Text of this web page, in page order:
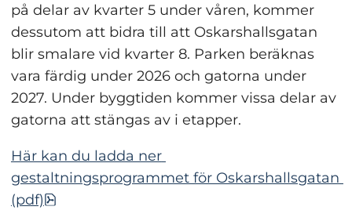
på delar av kvarter 5 under våren, kommer
dessutom att bidra till att Oskarshallsgatan
blir smalare vid kvarter 8. Parken beräknas
vara färdig under 2026 och gatorna under
2027. Under byggtiden kommer vissa delar av
gatorna att stängas av i etapper.
Här kan du ladda ner
gestaltningsprogrammet för Oskarshallsgatan
(pdf)
pdf, 85.3 MB, öppnas i nytt fönster.